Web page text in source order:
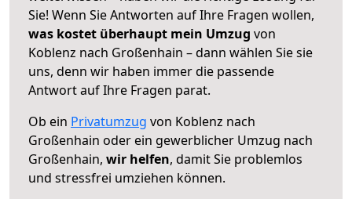
Sie! Wenn Sie Antworten auf Ihre Fragen wollen,
was kostet überhaupt mein Umzug von
Koblenz nach Großenhain – dann wählen Sie sie
uns, denn wir haben immer die passende
Antwort auf Ihre Fragen parat.
Ob ein Privatumzug von Koblenz nach
Großenhain oder ein gewerblicher Umzug nach
Großenhain, wir helfen, damit Sie problemlos
und stressfrei umziehen können.